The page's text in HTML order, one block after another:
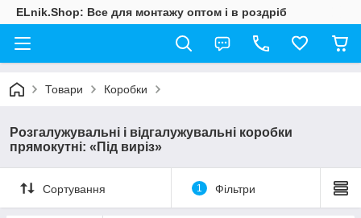
ELnik.Shop: Все для монтажу оптом і в роздріб
Товари Коробки
Розгалужувальні і відгалужувальні коробки
прямокутні: «Під виріз»
Сортування 1 Фільтри